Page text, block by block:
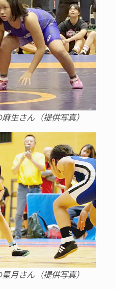
生さん（提供写真）
月さん（提供写真）